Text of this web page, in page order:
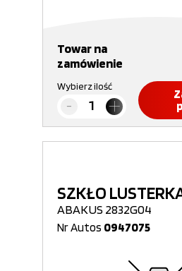
Towar na
zamówienie
Wybierz ilość
SZKŁO
ABAKUS 2832G04
Nr Autos 0947075